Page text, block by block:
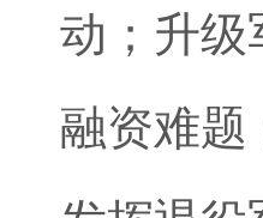
动；升级
融资难题